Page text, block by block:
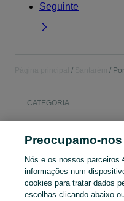
Seguinte
CATEGORIA
casca de pinheiro
Preocupamo-
Nós e os nossos parceiros
informações num
cookies para tratar dados
escolhas clicando abaixo